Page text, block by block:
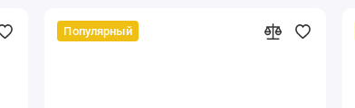
Популярный